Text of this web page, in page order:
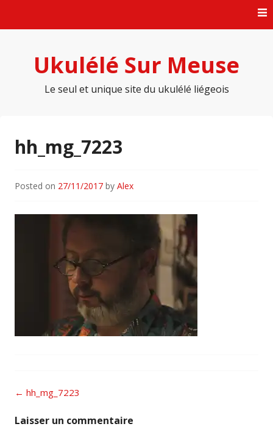
Ukulélé Sur Meuse
Le seul et unique site du ukulélé liégeois
hh_mg_7223
Posted on 27/11/2017 by Alex
Post
← hh_mg_7223
Laisser un commentaire